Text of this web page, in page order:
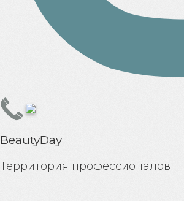
BeautyDay
Территория профессионалов